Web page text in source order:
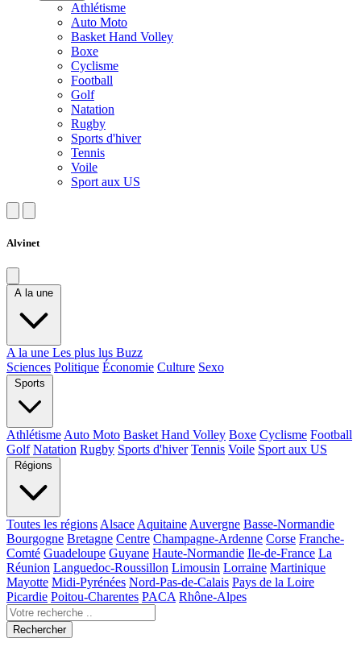
Athlétisme
Auto Moto
Basket Hand Volley
Boxe
Cyclisme
Football
Golf
Natation
Rugby
Sports d'hiver
Tennis
Voile
Sport aux US
Alvinet
A la une
A la une Les plus lus Buzz
Sciences Politique Économie Culture Sexo
Sports
Athlétisme Auto Moto Basket Hand Volley Boxe Cyclisme Football
Golf Natation Rugby Sports d'hiver Tennis Voile Sport aux US
Régions
Toutes les régions Alsace Aquitaine Auvergne Basse-Normandie
Bourgogne Bretagne Centre Champagne-Ardenne Corse Franche-
Comté Guadeloupe Guyane Haute-Normandie Ile-de-France La
Réunion Languedoc-Roussillon Limousin Lorraine Martinique
Mayotte Midi-Pyrénées Nord-Pas-de-Calais Pays de la Loire
Picardie Poitou-Charentes PACA Rhône-Alpes
Rechercher